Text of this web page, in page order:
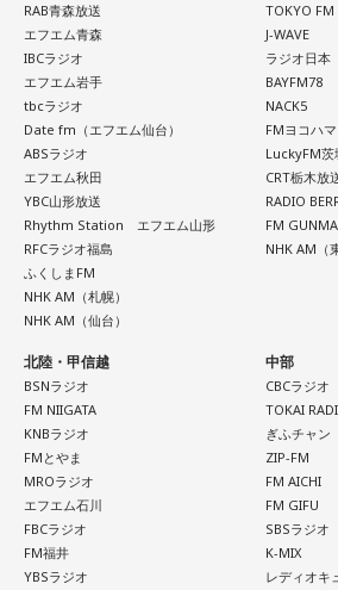
――今シーズンの登板はまだ2試合です
たれていないです。
山田「そうなんですか？ 何の意識もし
1イニングを無失点で抑える。どれだけ
点で抑えるというのが中継ぎの仕事な
いうのは本当にいいことなのかなと思い
※インタビュアー：文化放送・斉藤一美
す。
※ メールの件名は「鬼事」でお願いし
◎コーナー『人生アイズ相談ドラゴン』
「仕事場の上司、良い人なんだけどこ
て…」
「友人と遊んだ時に言われたあの一言
いて…」
「優柔不断な性格のせいで、こんな事が
あなたの人生相談を送ってください。
健人が遊戯王の話をします。
※ メールの件名は「決闘」でお願いし
◎「中島健人イメージランキング」
街の人に調査したら、中島健人が1位に
「ランキングのタイトルだけ」を送っ
RAB青森放送
エフエム青森
IBCラジオ
エフエム岩手
tbcラジオ
Date fm（エフエム仙台）
ABSラジオ
エフエム秋田
YBC山形放送
Rhythm Station エフエム山形
RFCラジオ福島
ふくしまFM
NHK AM（札幌）
NHK AM（仙台）
TOKYO FM
J-WAVE
ラジオ日本
BAYFM78
NACK5
FMヨコハマ
LuckyFM茨
CRT栃木放
RADIO
FM GUNMA
NHK AM（
北陸・甲信越
BSNラジオ
FM NIIGATA
KNBラジオ
FMとやま
MROラジオ
エフエム石川
FBCラジオ
FM福井
YBSラジオ
中部
CBCラジオ
TOKAI
ぎふチャン
ZIP-FM
FM AICHI
FM GIFU
SBSラジオ
K-MIX
レディオキ